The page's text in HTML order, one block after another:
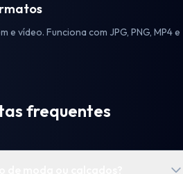
e vídeo. Funciona com JPG, PNG, MP4 e
frequentes